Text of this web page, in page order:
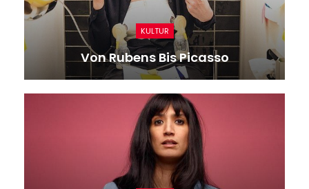
KULTUR
Von Rubens Bis Picasso